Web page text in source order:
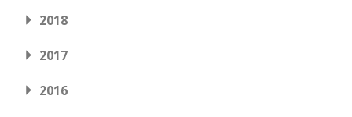
2018
2017
2016